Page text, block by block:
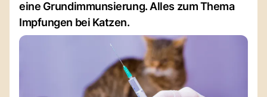
eine Grundimmunsierung. Alles zum Thema
Impfungen bei Katzen.